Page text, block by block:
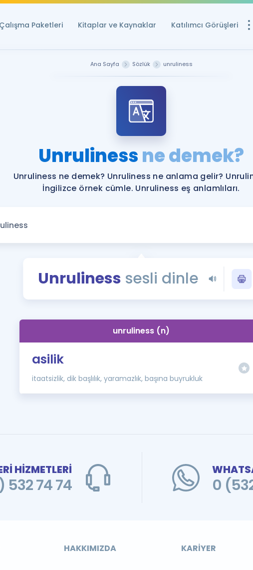
Çalışma Paketleri Kitaplar ve Kaynaklar Katılımcı Görüşleri
YDS ve YÖKDİL
YDS ve YÖKDİL'e
Tüm ÖSYM
YDS - YÖKDİL
İngilizce
Ana Sayfa Sözlük unruliness
Unrulinessne demek?
Unruliness ne demek? Unruliness ne anlama gelir?
İngilizce örnek cümle. Unruliness eş anlamlıları.
Unruliness sesli dinle
unruliness (n)
asilik
itaatsizlik, dik başlılık, yaramazlık, başına buyrukluk
HİZMETLERİ
74 74 0
HAKKIMIZDA KARIYER